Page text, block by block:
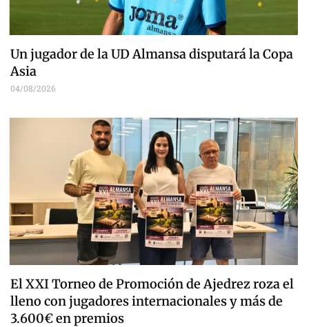
Un jugador de la UD Almansa disputará la Copa
Asia
04/08/2026
El XXI Torneo de Promoción de Ajedrez roza el
lleno con jugadores internacionales y más de
3.600€ en premios